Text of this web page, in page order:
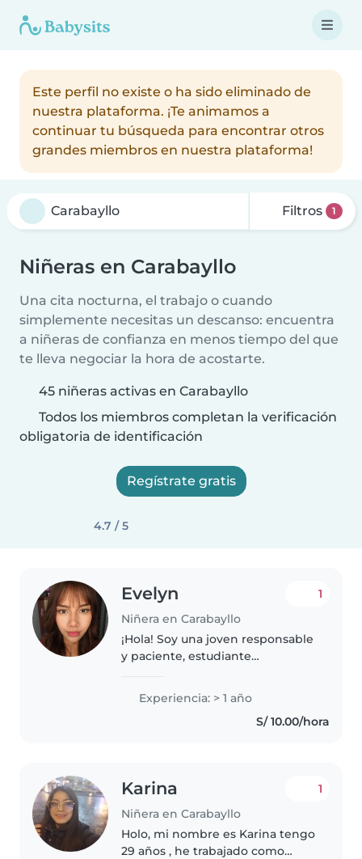
Este perfil no existe o ha sido eliminado de
nuestra plataforma. ¡Te animamos a
continuar tu búsqueda para encontrar otros
grandes miembros en nuestra plataforma!
Filtros 1
Niñeras en Carabayllo
Una cita nocturna, el trabajo o cuando
simplemente necesitas un descanso: encuentra
a niñeras de confianza en menos tiempo del que
te lleva negociar la hora de acostarte.
45 niñeras activas en Carabayllo
Todos los miembros completan la verificación
obligatoria de identificación
Regístrate gratis
4.7 / 5
Evelyn
Niñera en Carabayllo
1
¡Hola! Soy una joven responsable
y paciente, estudiante
enfermería, con 1 año de
experiencia cuidando niños en
edad de preescolar y primaria.
Experiencia: > 1 año
S/ 10.00/hora
Karina
Niñera en Carabayllo
1
Holo, mi nombre es Karina tengo
29 años , he trabajado como